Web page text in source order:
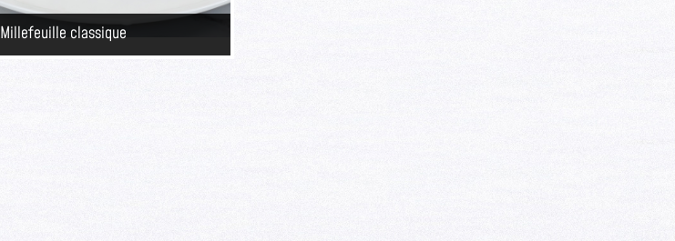
Millefeuille classique